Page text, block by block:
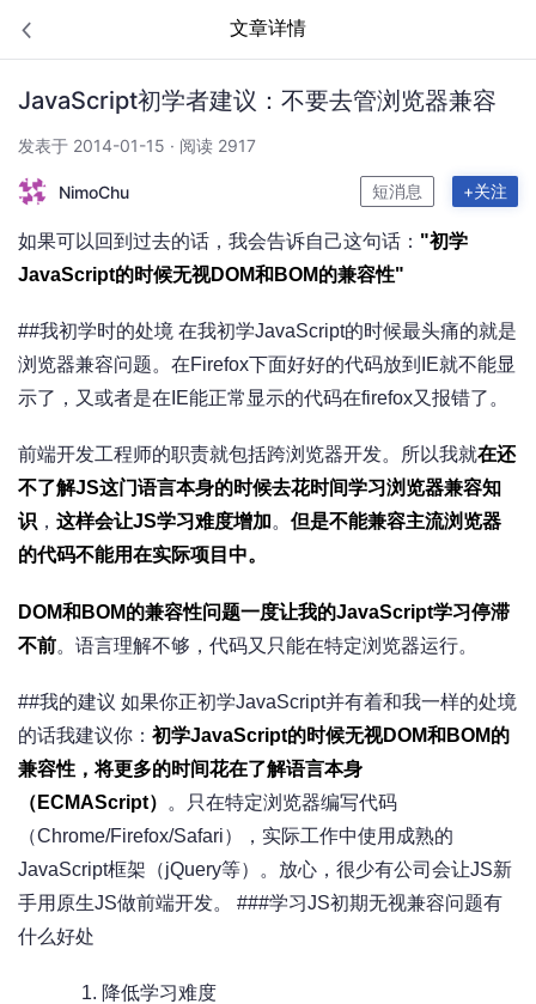
文章详情
JavaScript初学者建议：不要去管浏览器兼容
发表于 2014-01-15 · 阅读 2917
NimoChu 短消息 +关注
如果可以回到过去的话，我会告诉自己这句话： "初学
JavaScript的时候无视DOM和BOM的兼容性"
##我初学时的处境 在我初学JavaScript的时候最头痛的就是
浏览器兼容问题。在Firefox下面好好的代码放到IE就不能显
示了，又或者是在IE能正常显示的代码在firefox又报错了。
前端开发工程师的职责就包括跨浏览器开发。所以我就在还
不了解JS这门语言本身的时候去花时间学习浏览器兼容知
识 ， 这样会让JS学习难度增加。 但是不能兼容主流浏览器
的代码不能用在实际项目中。
DOM和BOM的兼容性问题一度让我的JavaScript学习停滞
不前。语言理解不够，代码又只能在特定浏览器运行。
##我的建议 如果你正初学JavaScript并有着和我一样的处境
的话我建议你： 初学JavaScript的时候无视DOM和BOM的
兼容性，将更多的时间花在了解语言本身
（ECMAScript）
。只在特定浏览器编写代码
（Chrome/Firefox/Safari），实际工作中使用成熟的
JavaScript框架（jQuery等）。放心，很少有公司会让JS新
手用原生JS做前端开发。 ###学习JS初期无视兼容问题有
什么好处
降低学习难度